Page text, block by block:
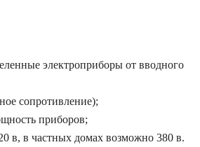
электроприборы от вводного
сопротивление);
приборов;
в, в частных домах возможно 380 в.